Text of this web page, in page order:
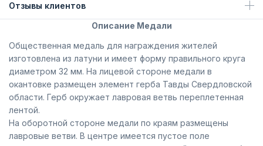
Отзывы клиентов
Описание Медали
Общественная медаль для награждения жителей
изготовлена из латуни и имеет форму правильного круга
диаметром 32 мм. На лицевой стороне медали в
окантовке размещен элемент герба Тавды Свердловской
области. Герб окружает лавровая ветвь переплетенная
лентой.
На оборотной стороне медали по краям размещены
лавровые ветви. В центре имеется пустое поле